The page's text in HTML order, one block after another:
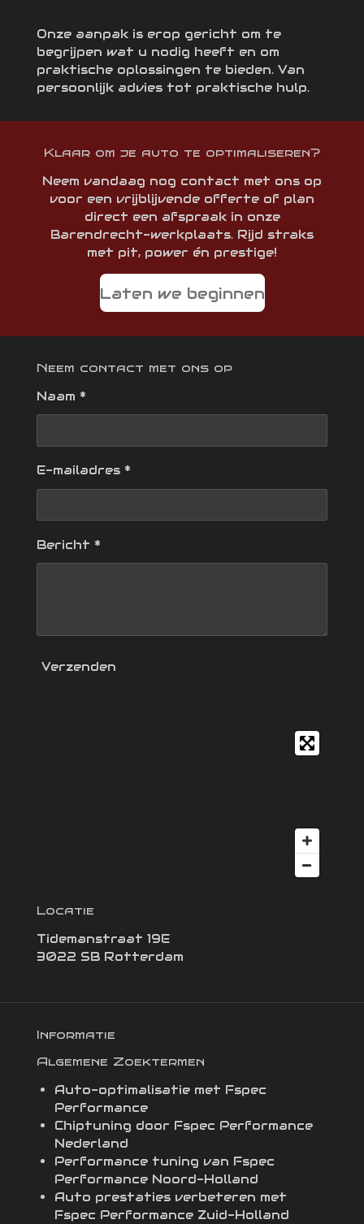
Onze aanpak is erop gericht om te
begrijpen wat u nodig heeft en om
praktische oplossingen te bieden. Van
persoonlijk advies tot praktische hulp.
Klaar om je auto te optimaliseren?
Neem vandaag nog contact met ons op
voor een vrijblijvende offerte of plan
direct een afspraak in onze
Barendrecht-werkplaats. Rijd straks
met pit, power én prestige!
Laten we beginnen
Neem contact met ons op
Naam *
E-mailadres *
Bericht *
Verzenden
Locatie
Tidemanstraat 19E
3022 SB Rotterdam
Informatie
Algemene Zoektermen
Auto-optimalisatie met Fspec
Performance
Chiptuning door Fspec Performance
Nederland
Performance tuning van Fspec
Performance Noord-Holland
Auto prestaties verbeteren met
Fspec Performance Zuid-Holland